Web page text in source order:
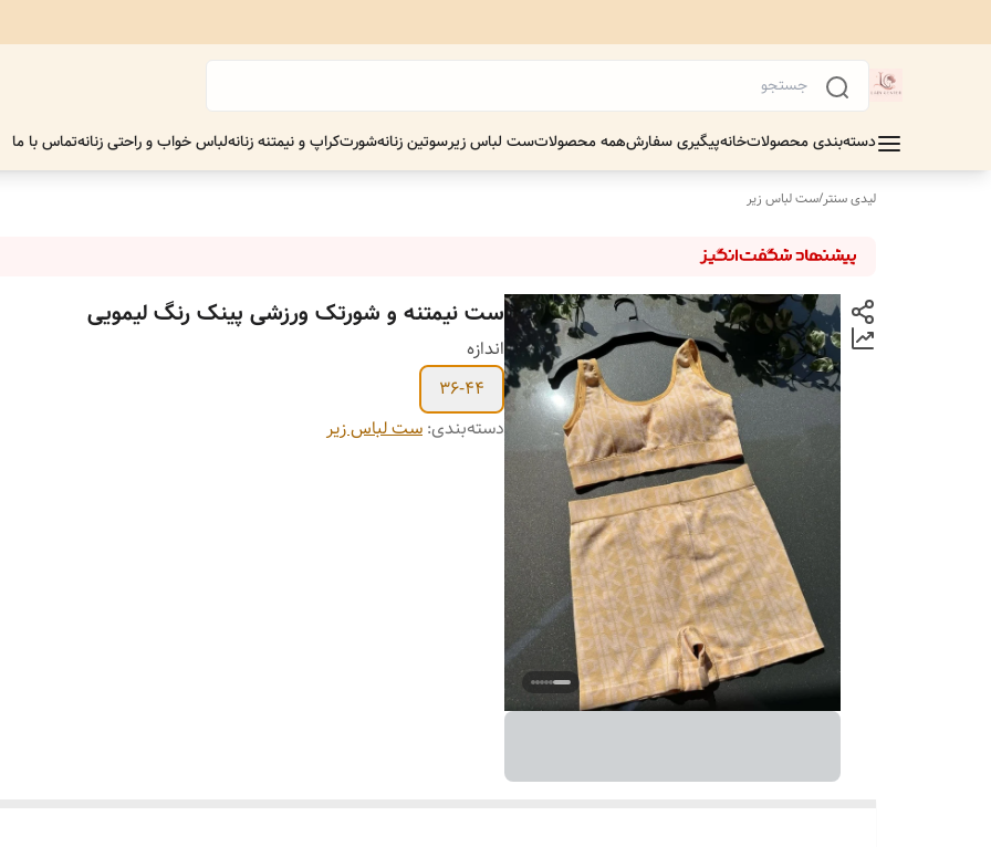
دسته‌بندی محصولاتخانهپیگیری سفارشهمه محصولاتست لباس زیرسوتین زنانهشورتکراپ و نیمتنه زنانهلباس خواب و راحتی زنانهتماس با ما
لیدی سنتر/ست لباس زیر
ست نیمتنه و شورتک ورزشی پینک رنگ لیمویی
اندازه
36-44
دسته‌بندی: ست لباس زیر